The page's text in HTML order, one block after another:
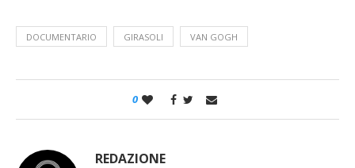
DOCUMENTARIO GIRASOLI VAN GOGH
0
REDAZIONE